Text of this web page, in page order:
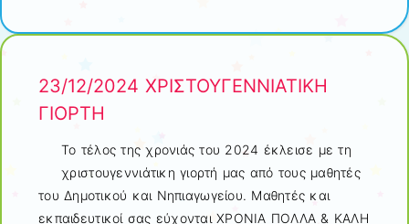
23/12/2024 ΧΡΙΣΤΟΥΓΕΝΝΙΑΤΙΚΗ
ΓΙΟΡΤΗ
Το τέλος της χρονιάς του 2024 έκλεισε με τη
χριστουγεννιάτικη γιορτή μας από τους μαθητές
του Δημοτικού και Νηπιαγωγείου. Μαθητές και
εκπαιδευτικοί σας εύχονται ΧΡΟΝΙΑ ΠΟΛΛΑ & ΚΑΛΗ